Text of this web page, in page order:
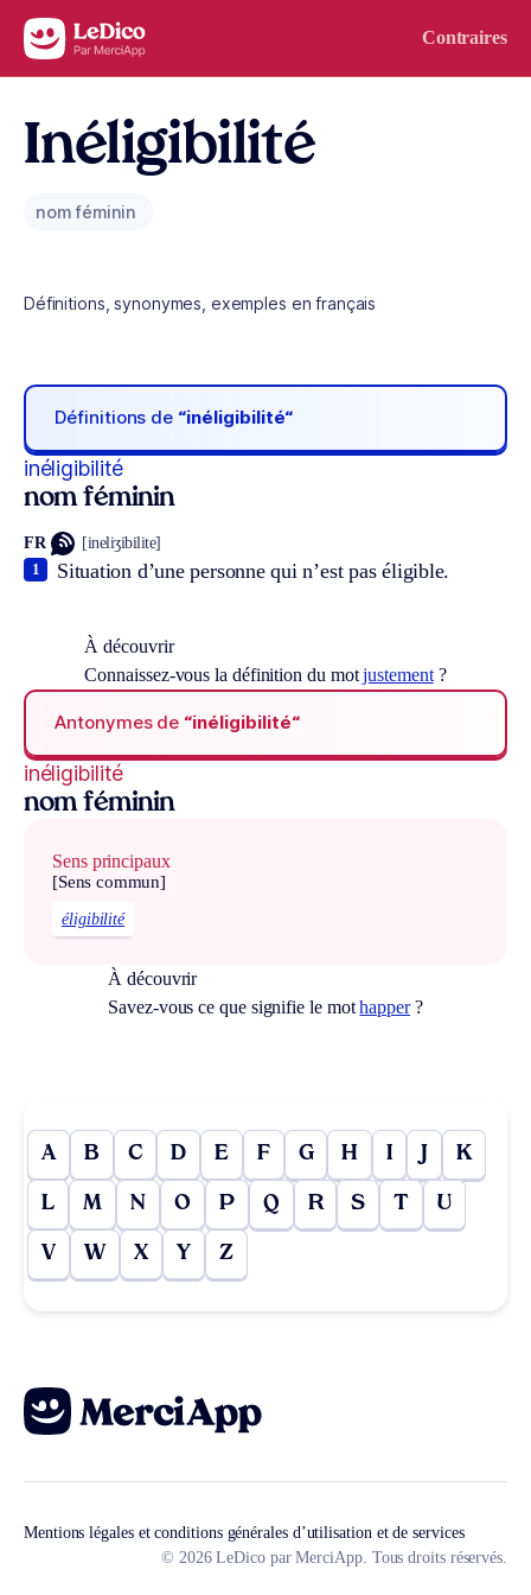
Aller au contenu Contraires
Inéligibilité
nom féminin
Définitions, synonymes, exemples en français
Définitions de “inéligibilité“
inéligibilité
nom féminin
FR [ineliʒibilite]
Situation d’une personne qui n’est pas éligible.
1
À découvrir
Connaissez-vous la définition du motjustement?
Antonymes de “inéligibilité“
inéligibilité
nom féminin
Sens principaux
[Sens commun]
éligibilité
À découvrir
Savez-vous ce que signifie le mothapper?
A B C D E F G H I J K
L M N O P Q R S T U
V W X Y Z
Mentions légales et conditions générales d’utilisation et de services
© 2026 LeDico par MerciApp. Tous droits réservés.